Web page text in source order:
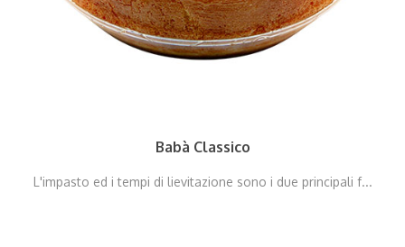
Babà Classico
L'impasto ed i tempi di lievitazione sono i due principali f...